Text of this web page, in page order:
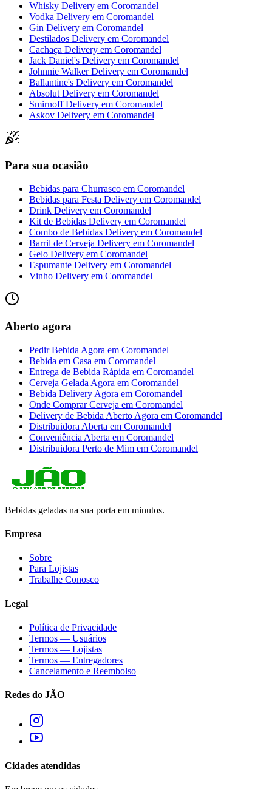
Whisky Delivery em Coromandel
Vodka Delivery em Coromandel
Gin Delivery em Coromandel
Destilados Delivery em Coromandel
Cachaça Delivery em Coromandel
Jack Daniel's Delivery em Coromandel
Johnnie Walker Delivery em Coromandel
Ballantine's Delivery em Coromandel
Absolut Delivery em Coromandel
Smirnoff Delivery em Coromandel
Askov Delivery em Coromandel
Para sua ocasião
Bebidas para Churrasco em Coromandel
Bebidas para Festa Delivery em Coromandel
Drink Delivery em Coromandel
Kit de Bebidas Delivery em Coromandel
Combo de Bebidas Delivery em Coromandel
Barril de Cerveja Delivery em Coromandel
Gelo Delivery em Coromandel
Espumante Delivery em Coromandel
Vinho Delivery em Coromandel
Aberto agora
Pedir Bebida Agora em Coromandel
Bebida em Casa em Coromandel
Entrega de Bebida Rápida em Coromandel
Cerveja Gelada Agora em Coromandel
Bebida Delivery Agora em Coromandel
Onde Comprar Cerveja em Coromandel
Delivery de Bebida Aberto Agora em Coromandel
Distribuidora Aberta em Coromandel
Conveniência Aberta em Coromandel
Distribuidora Perto de Mim em Coromandel
Bebidas geladas na sua porta em minutos.
Empresa
Sobre
Para Lojistas
Trabalhe Conosco
Legal
Política de Privacidade
Termos — Usuários
Termos — Lojistas
Termos — Entregadores
Cancelamento e Reembolso
Redes do JÃO
Cidades atendidas